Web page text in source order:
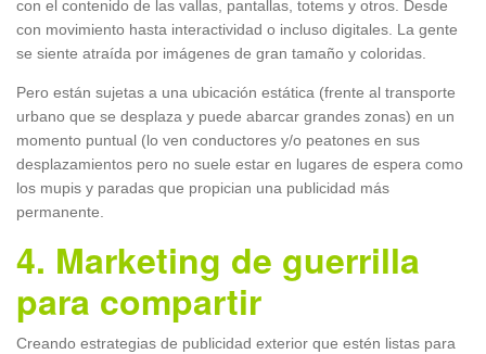
con el contenido de las vallas, pantallas, totems y otros. Desde
con movimiento hasta interactividad o incluso digitales. La gente
se siente atraída por imágenes de gran tamaño y coloridas.
Pero están sujetas a una ubicación estática (frente al transporte
urbano que se desplaza y puede abarcar grandes zonas) en un
momento puntual (lo ven conductores y/o peatones en sus
desplazamientos pero no suele estar en lugares de espera como
los mupis y paradas que propician una publicidad más
permanente.
4. Marketing de guerrilla
para compartir
Creando estrategias de publicidad exterior que estén listas para